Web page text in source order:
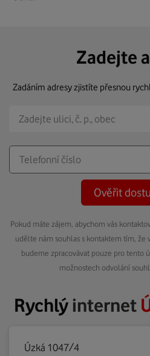
Zadejte
Zadáním adresy zjistíte přesnou
Ověřit
Pokud máte zájem, abychom vás
udělte nám souhlas s kontaktem tím,
budeme zpracovávat pouze pro tento
možnostech odvolání
Rychlýinternet
Úzká 1047/4